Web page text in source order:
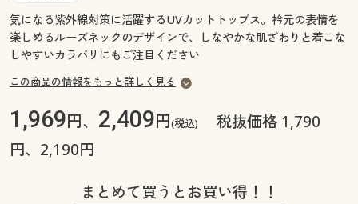
よくある質問とお問い合わせ
気になる紫外線対策に活躍するUVカットトップス。衿元の表情を
楽しめるルーズネックのデザインで、しなやかな肌ざわりと着こな
しやすいカラバリにもご注目ください
この商品の情報をもっと詳しく見る
1,969円、 2,409円(税込)
税抜価格 1,790
円、2,190円
まとめて買うとお買い得！！